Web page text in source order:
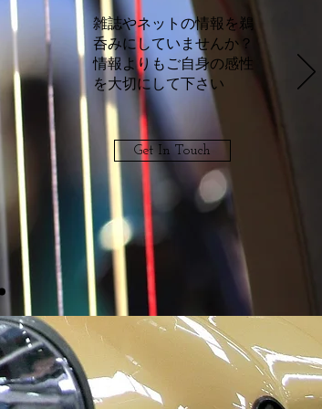
雑誌やネットの情報を鵜
呑みにしていませんか？
情報よりもご自身の感性
を大切にして下さい
Get In Touch